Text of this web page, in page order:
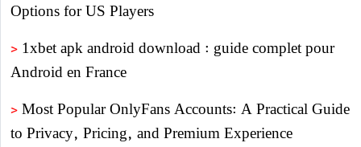
Options for US Players
> 1xbet apk android download : guide complet pour
Android en France
> Most Popular OnlyFans Accounts: A Practical Guide
to Privacy, Pricing, and Premium Experience